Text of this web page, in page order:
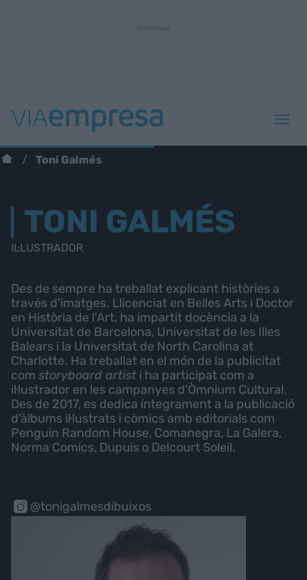
Toni Galmés
TONI GALMÉS
IL·LUSTRADOR
Des de sempre ha treballat explicant històries a
través d'imatges. Llicenciat en Belles Arts i Doctor
en Història de l'Art, ha impartit docència a la
Universitat de Barcelona, Universitat de les Illes
Balears i la Universitat de North Carolina at
Charlotte. Ha treballat en el món de la publicitat
com storyboard artist i ha participat com a
il·lustrador en les campanyes d'Òmnium Cultural.
Des de 2017, es dedica íntegrament a la publicació
d'àlbums il·lustrats i còmics amb editorials com
Penguin Random House, Comanegra, La Galera,
Norma Comics, Dupuis o Delcourt Soleil.
@tonigalmesdibuixos